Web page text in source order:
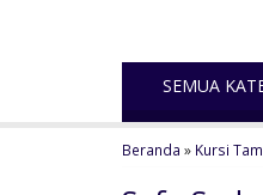
SEMUA
Beranda » Kursi